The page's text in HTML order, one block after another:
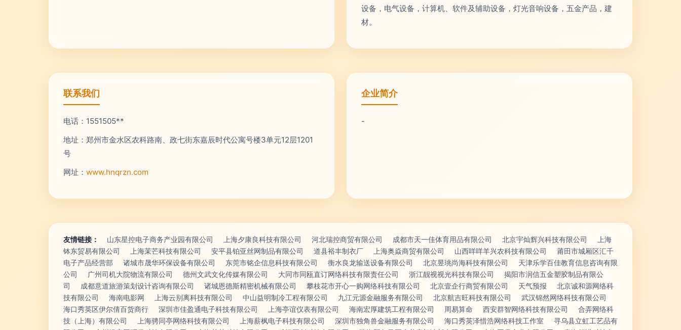
设备，电气设备，计算机、软件及辅助设备，灯光音响设备，五金产品，建
材。
联系我们
电话：1551505**
地址：郑州市金水区农科路南、政七街东嘉辰时代公寓号楼3单元12层1201
号
网址： www.hnqrzn.com
企业简介
-
友情链接： 山东星控电子商务产业园有限公司 上海夕康良科技有限公司 河北瑞控商贸有限公司 成都市天一佳体育用品有限公司 北京宇灿辉兴科技有限公司
上海
钵东贸易有限公司
上海茉芒科技有限公司 安平县铂亚丝网制品有限公司 道县裕丰制衣厂 上海奥焱商贸有限公司 山西咩咩羊兴农科技有限公司
莆田市城厢区汇千
电子产品经营部
诸城市晟华环保设备有限公司 东莞市铭企信息科技有限公司 衡水良龙输送设备有限公司 北京昱珧尚海科技有限公司
天津乐学百佳教育信息咨询有限
公司
广州司机大院物流有限公司 德州文武文化传媒有限公司 大同市同瓯直订网络科技有限责任公司 浙江靓视视光科技有限公司
揭阳市润信五金塑胶制品有限公
司
成都意道旅游策划设计咨询有限公司 诸城恩德斯精密机械有限公司 攀枝花市开心一购网络科技有限公司 北京壹企行商贸有限公司 天气预报
北京诚和源网络科
技有限公司
海南电影网 上海云别离科技有限公司 中山益明制冷工程有限公司 九江元源金融服务有限公司 北京航吉旺科技有限公司
武汉锦然网络科技有限公司
海口秀英区伊尔倩百货商行
深圳市佳盈通电子科技有限公司 上海亭谊仪表有限公司 海南宏厚建筑工程有限公司 周易算命 西安群智网络科技有限公司
合弄网络科
技（上海）有限公司
上海骋同亭网络科技有限公司 上海薪枫电子科技有限公司 深圳市独角兽金融服务有限公司 海口秀英泽惜浩网络科技工作室
寻乌县立虹工艺品有